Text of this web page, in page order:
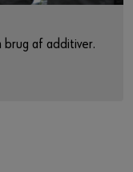
brug af additiver.